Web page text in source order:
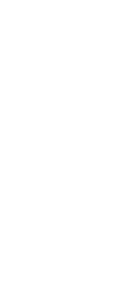
маршруты,